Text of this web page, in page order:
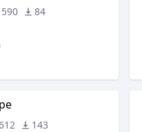
590 84
143